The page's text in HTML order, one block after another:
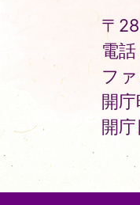
〒
電
フ
開
開